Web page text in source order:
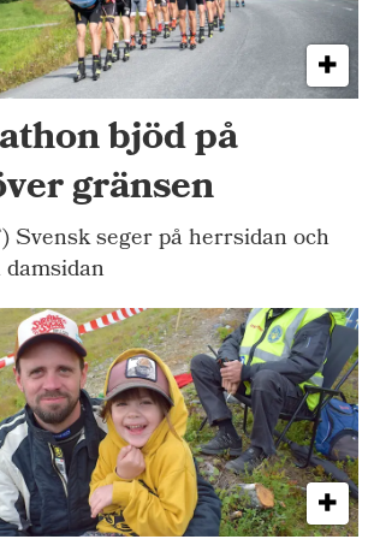
bjöd på
gränsen
Svensk seger på herrsidan och